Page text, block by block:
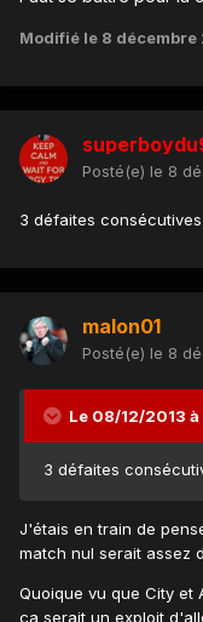
Modifié le 8 décembre
Posté(e) le 8
3 défaites
malon01
Posté(e) le 8
Le 08/12/2013
3 défaites
J'étais en train de
match nul serait assez
Quoique vu que City et
ça serait un exploit